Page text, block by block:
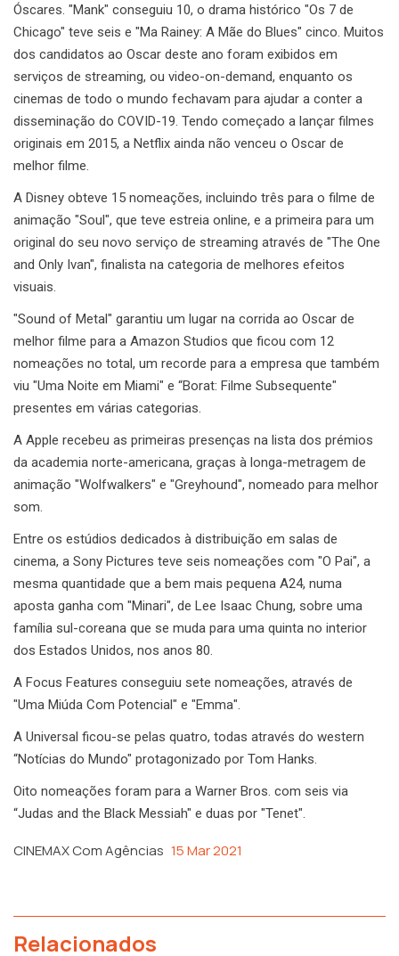
Óscares. "Mank" conseguiu 10, o drama histórico "Os 7 de
Chicago" teve seis e "Ma Rainey: A Mãe do Blues" cinco. Muitos
dos candidatos ao Oscar deste ano foram exibidos em
serviços de streaming, ou video-on-demand, enquanto os
cinemas de todo o mundo fechavam para ajudar a conter a
disseminação do COVID-19. Tendo começado a lançar filmes
originais em 2015, a Netflix ainda não venceu o Oscar de
melhor filme.
A Disney obteve 15 nomeações, incluindo três para o filme de
animação "Soul", que teve estreia online, e a primeira para um
original do seu novo serviço de streaming através de "The One
and Only Ivan", finalista na categoria de melhores efeitos
visuais.
"Sound of Metal" garantiu um lugar na corrida ao Oscar de
melhor filme para a Amazon Studios que ficou com 12
nomeações no total, um recorde para a empresa que também
viu "Uma Noite em Miami" e “Borat: Filme Subsequente"
presentes em várias categorias.
A Apple recebeu as primeiras presenças na lista dos prémios
da academia norte-americana, graças à longa-metragem de
animação "Wolfwalkers" e "Greyhound", nomeado para melhor
som.
Entre os estúdios dedicados à distribuição em salas de
cinema, a Sony Pictures teve seis nomeações com "O Pai", a
mesma quantidade que a bem mais pequena A24, numa
aposta ganha com "Minari", de Lee Isaac Chung, sobre uma
família sul-coreana que se muda para uma quinta no interior
dos Estados Unidos, nos anos 80.
A Focus Features conseguiu sete nomeações, através de
"Uma Miúda Com Potencial" e "Emma".
A Universal ficou-se pelas quatro, todas através do western
“Notícias do Mundo" protagonizado por Tom Hanks.
Oito nomeações foram para a Warner Bros. com seis via
“Judas and the Black Messiah" e duas por "Tenet".
CINEMAX Com Agências 15 Mar 2021
Relacionados